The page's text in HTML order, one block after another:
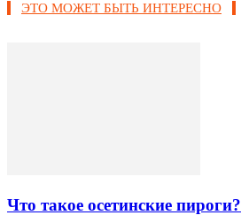
ЭТО МОЖЕТ БЫТЬ ИНТЕРЕСНО
Что такое осетинские пироги?